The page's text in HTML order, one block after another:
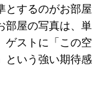
とするのがお部屋
部屋の写真は、単
ゲストに「この空
という強い期待感